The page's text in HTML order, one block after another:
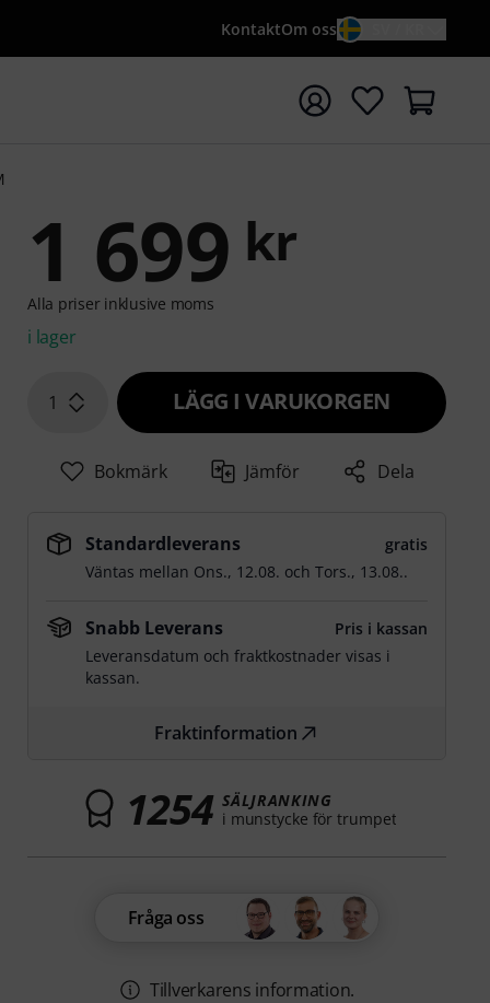
KontaktOm oss
sökningen med söktermen {searchTerm}
1 699 kr
Alla priser inklusive moms
i lager
1 LÄGG I VARUKORGEN
Bokmärk Jämför Dela
Standardleverans
gratis
Väntas mellan Ons., 12.08. ochTors., 13.08..
Snabb Leverans
Pris i kassan
Leveransdatum och fraktkostnader visas i
kassan.
Fraktinformation
1254 SÄLJRANKING
i munstycke för trumpet
Fråga oss
Tillverkarens information.